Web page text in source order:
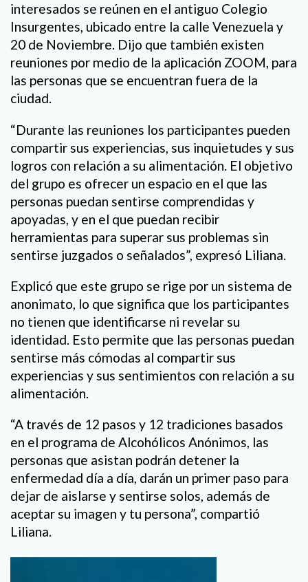
interesados se reúnen en el antiguo Colegio
Insurgentes, ubicado entre la calle Venezuela y
20 de Noviembre. Dijo que también existen
reuniones por medio de la aplicación ZOOM, para
las personas que se encuentran fuera de la
ciudad.
“Durante las reuniones los participantes pueden
compartir sus experiencias, sus inquietudes y sus
logros con relación a su alimentación. El objetivo
del grupo es ofrecer un espacio en el que las
personas puedan sentirse comprendidas y
apoyadas, y en el que puedan recibir
herramientas para superar sus problemas sin
sentirse juzgados o señalados”, expresó Liliana.
Explicó que este grupo se rige por un sistema de
anonimato, lo que significa que los participantes
no tienen que identificarse ni revelar su
identidad. Esto permite que las personas puedan
sentirse más cómodas al compartir sus
experiencias y sus sentimientos con relación a su
alimentación.
“A través de 12 pasos y 12 tradiciones basados
en el programa de Alcohólicos Anónimos, las
personas que asistan podrán detener la
enfermedad día a día, darán un primer paso para
dejar de aislarse y sentirse solos, además de
aceptar su imagen y tu persona”, compartió
Liliana.